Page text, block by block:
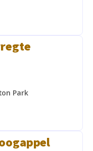
Park